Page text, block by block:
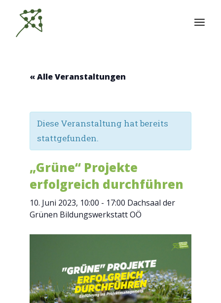
Inhalt
springen
« Alle Veranstaltungen
Diese Veranstaltung hat bereits
stattgefunden.
„Grüne“ Projekte
erfolgreich durchführen
10. Juni 2023, 10:00 - 17:00 Dachsaal der
Grünen Bildungswerkstatt OÖ